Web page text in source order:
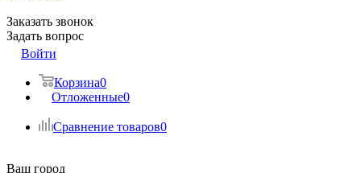
Заказать звонок
Задать вопрос
Войти
Корзина0
Отложенные0
Сравнение товаров0
Ваш город